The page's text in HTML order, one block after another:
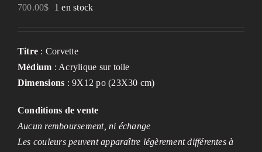
700.00$ 1 en stock
Titre : Corvette
Médium : Acrylique sur toile
Dimensions : 9X12 po (23X30 cm)
Conditions de vente
Aucun remboursement, ni échange
Les couleurs peuvent apparaître légèrement différentes à